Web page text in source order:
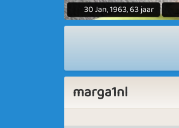
30 Jan, 1963, 63 jaar
marga1nl